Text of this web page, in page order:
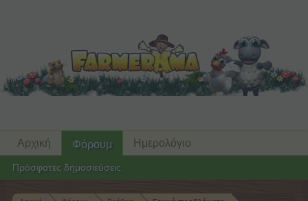
Αρχική Φόρουμ
Πρόσφατες δημοσιεύσεις
Ημερολόγιο